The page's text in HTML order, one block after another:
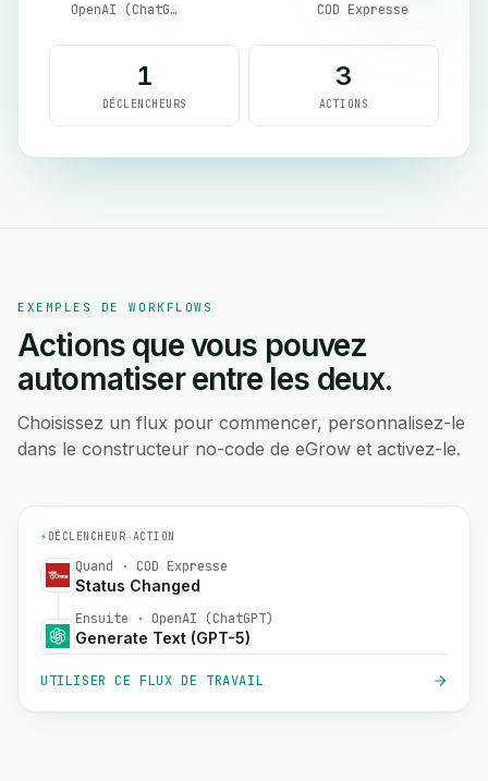
OpenAI (ChatGPT) COD Expresse
1
DÉCLENCHEURS
3
ACTIONS
EXEMPLES DE WORKFLOWS
Actions que vous pouvez
automatiser entre les deux.
Choisissez un flux pour commencer, personnalisez-le
dans le constructeur no-code de eGrow et activez-le.
⚡ DÉCLENCHEUR→ACTION
Quand · COD Expresse
Status Changed
Ensuite · OpenAI (ChatGPT)
Generate Text (GPT-5)
UTILISER CE FLUX DE TRAVAIL